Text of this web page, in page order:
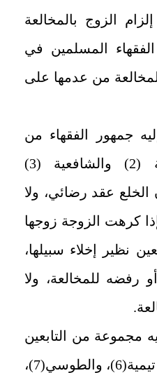
الزوج بالمخالعة
المسلمين في
من عدمها على
جمهور الفقهاء من
الحنفية (1) والمالكية (2) والشافعية (3)
أن الخلع عقد رضائي، ولا
كرهت الزوجة زوجها
إخلاء سبيلها،
رفضه للمخالعة، ولا
مجموعة من التابعين
(5) ، وهو أحد قولي ابن تيمية(6)، والطوسي(7)،